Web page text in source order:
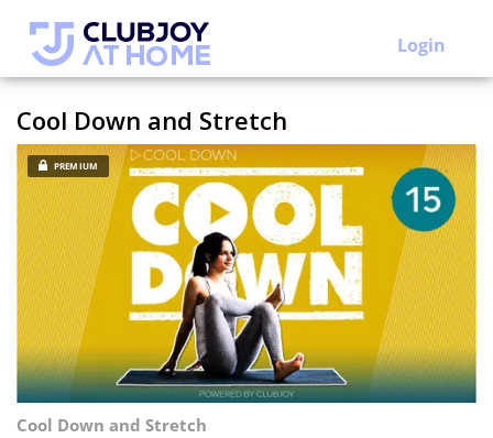
Login
Cool Down and Stretch
PREMIUM
Cool Down and Stretch